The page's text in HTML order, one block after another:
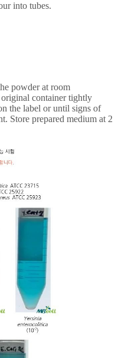
into tubes.
powder at room
container tightly
the label or until signs of
Store prepared medium at 2